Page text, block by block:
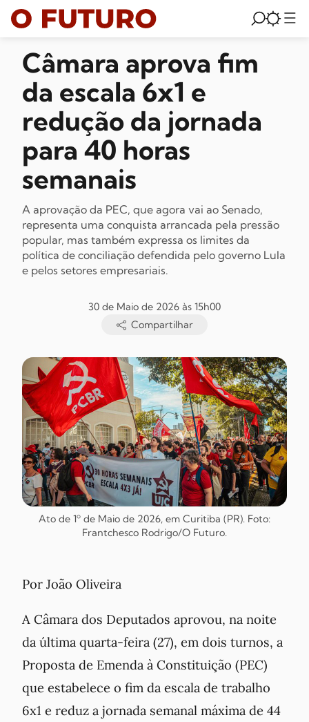
Câmara aprova fim
da escala 6x1 e
redução da jornada
para 40 horas
semanais
A aprovação da PEC, que agora vai ao Senado,
representa uma conquista arrancada pela pressão
popular, mas também expressa os limites da
política de conciliação defendida pelo governo Lula
e pelos setores empresariais.
30 de Maio de 2026 às 15h00
Compartilhar
Ato de 1º de Maio de 2026, em Curitiba (PR). Foto:
Frantchesco Rodrigo/O Futuro.
Por João Oliveira
A Câmara dos Deputados aprovou, na noite
da última quarta-feira (27), em dois turnos, a
Proposta de Emenda à Constituição (PEC)
que estabelece o fim da escala de trabalho
6x1 e reduz a jornada semanal máxima de 44